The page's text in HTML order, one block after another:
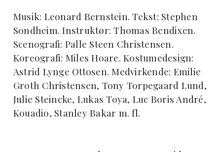
Musik: Leonard Bernstein. Tekst: Stephen
Sondheim. Instruktør: Thomas Bendixen.
Scenografi: Palle Steen Christensen.
Koreografi: Miles Hoare. Kostumedesign:
Astrid Lynge Ottosen. Medvirkende: Emilie
Groth Christensen, Tony Torpegaard Lund,
Julie Steincke, Lukas Toya, Luc Boris André,
Kouadio, Stanley Bakar m. fl.